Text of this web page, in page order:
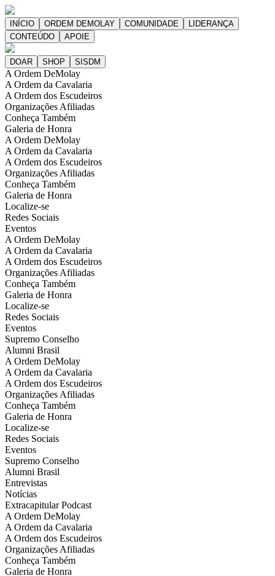
A Ordem DeMolay
A Ordem da Cavalaria
A Ordem dos Escudeiros
Organizações Afiliadas
Conheça Também
Galeria de Honra
A Ordem DeMolay
A Ordem da Cavalaria
A Ordem dos Escudeiros
Organizações Afiliadas
Conheça Também
Galeria de Honra
Localize-se
Redes Sociais
Eventos
A Ordem DeMolay
A Ordem da Cavalaria
A Ordem dos Escudeiros
Organizações Afiliadas
Conheça Também
Galeria de Honra
Localize-se
Redes Sociais
Eventos
Supremo Conselho
Alumni Brasil
A Ordem DeMolay
A Ordem da Cavalaria
A Ordem dos Escudeiros
Organizações Afiliadas
Conheça Também
Galeria de Honra
Localize-se
Redes Sociais
Eventos
Supremo Conselho
Alumni Brasil
Entrevistas
Notícias
Extracapitular Podcast
A Ordem DeMolay
A Ordem da Cavalaria
A Ordem dos Escudeiros
Organizações Afiliadas
Conheça Também
Galeria de Honra